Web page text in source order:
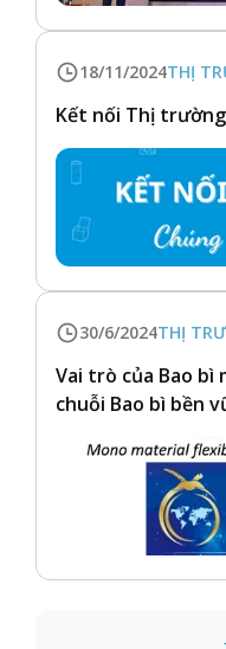
18/11/2024THỊ
Kết nối Thị
30/6/2024THỊ
Vai trò của Bao
chuỗi Bao bì bền